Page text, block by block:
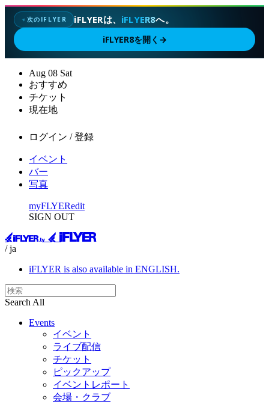
✦次のIFLYER iFLYERは、 iFLYER8へ。
iFLYER8を開く →
Aug 08 Sat
おすすめ
チケット
現在地
ログイン / 登録
イベント
バー
写真
myFLYERedit
SIGN OUT
/ ja
iFLYER is also available in ENGLISH.
Search All
Events
イベント
ライブ配信
チケット
ピックアップ
イベントレポート
会場・クラブ